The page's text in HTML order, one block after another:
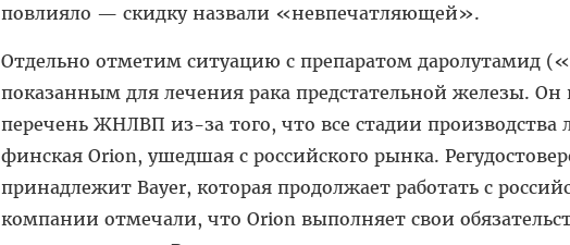
повлияло — скидку назвали «невпечатляющей».
Отдельно отметим ситуацию с препаратом даролутамид
показанным для лечения рака предстательной железы.
перечень ЖНЛВП из-за того, что все стадии производства
финская Orion, ушедшая с российского рынка.
принадлежит Bayer, которая продолжает работать с
компании отмечали, что Orion выполняет свои